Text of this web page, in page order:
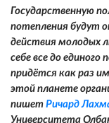
Государственную
потепления будут
действия молодых
себе все до
придётся как раз
этой планете
пишет Ричард
Университета